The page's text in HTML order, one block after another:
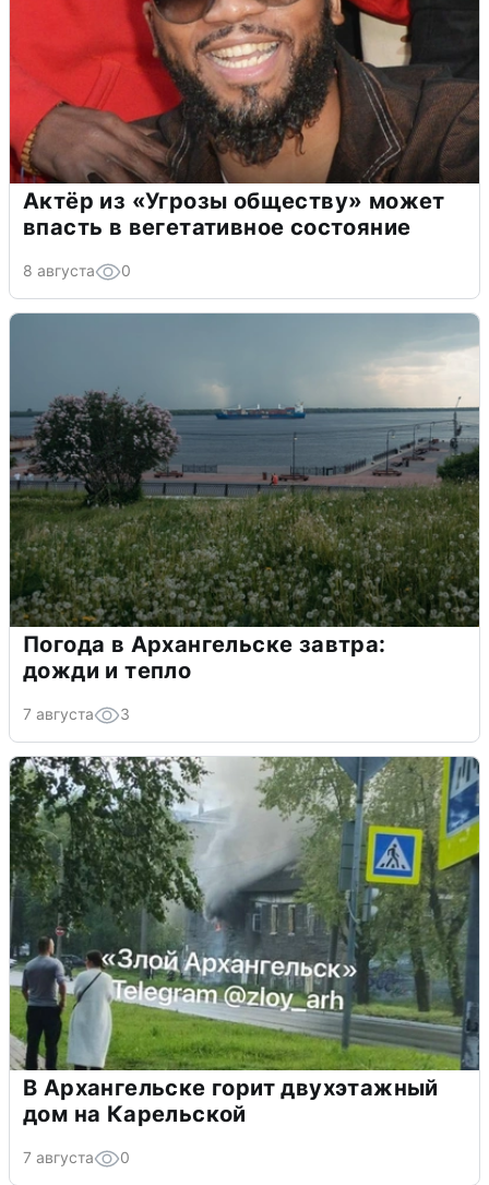
Актёр из «Угрозы обществу» может
впасть в вегетативное состояние
8 августа 0
Погода в Архангельске завтра:
дожди и тепло
7 августа 3
В Архангельске горит двухэтажный
дом на Карельской
7 августа 0